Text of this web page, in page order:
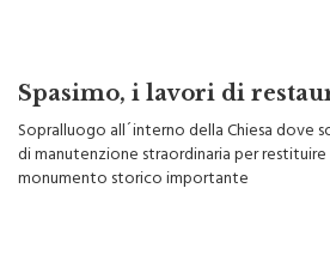
Spasimo, i lavori di
Sopralluogo all´interno della Chiesa dove
di manutenzione straordinaria per
monumento storico importante